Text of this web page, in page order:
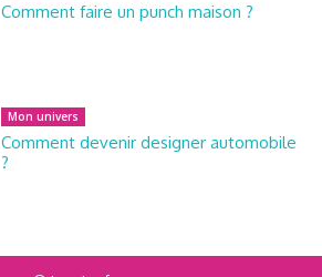
Comment faire un punch maison ?
Mon univers
Comment devenir designer automobile
?